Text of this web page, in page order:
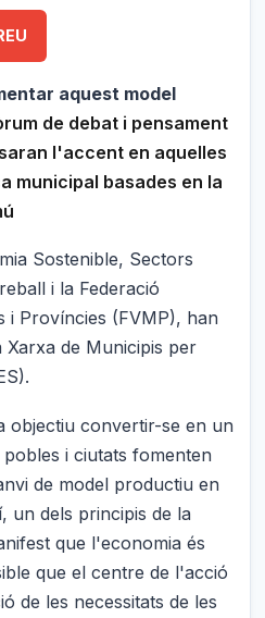
aquest model
de debat i pensament
l'accent en aquelles
municipal basades en la
Sostenible, Sectors
i la Federació
i Províncies (FVMP), han
de Municipis per
objectiu convertir-se en un
i ciutats fomenten
de model productiu en
un dels principis de la
que l'economia és
que el centre de l'acció
de les necessitats de les